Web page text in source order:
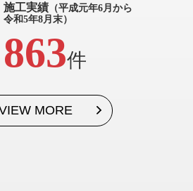
施工実績 （平成元年6月から
令和5年8月末）
863件
MORE